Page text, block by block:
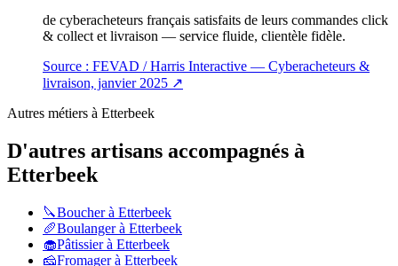
de cyberacheteurs français satisfaits de leurs commandes click
& collect et livraison — service fluide, clientèle fidèle.
Source : FEVAD / Harris Interactive — Cyberacheteurs &
livraison, janvier 2025 ↗
Autres métiers à Etterbeek
D'autres artisans accompagnés à
Etterbeek
🔪Boucherà Etterbeek
🥖Boulangerà Etterbeek
🧁Pâtissierà Etterbeek
🧀Fromagerà Etterbeek